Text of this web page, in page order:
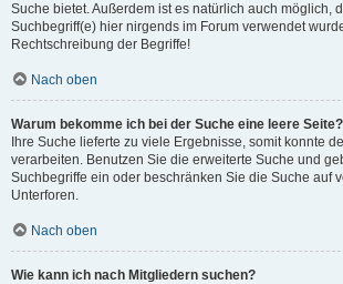
Suche bietet. Außerdem ist es natürlich auch möglich,
Suchbegriff(e) hier nirgends im Forum verwendet
Rechtschreibung der Begriffe!
Nach oben
Warum bekomme ich bei der Suche eine leere Seite?
Ihre Suche lieferte zu viele Ergebnisse, somit konnte
verarbeiten. Benutzen Sie die erweiterte Suche und
Suchbegriffe ein oder beschränken Sie die Suche auf
Unterforen.
Nach oben
Wie kann ich nach Mitgliedern suchen?